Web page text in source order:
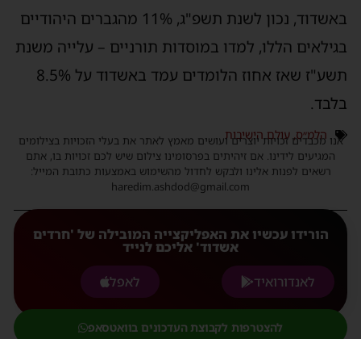
באשדוד, נכון לשנת תשפ"ג, 11% מהגברים היהודיים
הללו, למדו במוסדות תורניים – עלייה משנת
תשע"ז שאז אחוז הלומדים עמד באשדוד על 8.5%
הלמ״ס,עולם הישיבות
אנו מכבדים זכויות יוצרים ועושים מאמץ לאתר את בעלי הזכויות בצילומים
המגיעים לידינו. אם זיהיתים בפרסומינו צילום שיש לכם זכויות בו, אתם
רשאים לפנות אלינו ולבקש לחדול מהשימוש באמצעות כתובת המייל:
haredim.ashdod@gmail.com
הורידו עכשיו את האפליקצייה המובילה של 'חרדים
אשדוד' אליכם לנייד
לאנדורואיד
לאפל
להצטרפות לקבוצת העדכונים בוואטסאפ